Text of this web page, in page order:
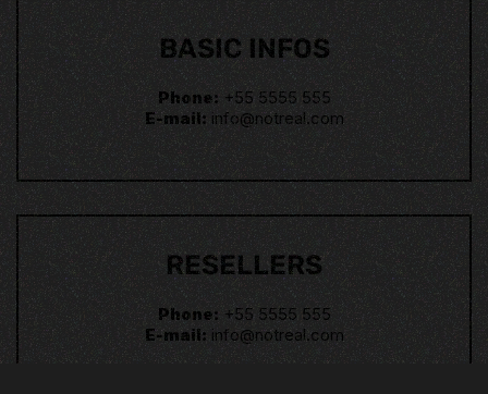
BASIC INFOS
Phone: +55 5555 555
E-mail: info@notreal.com
RESELLERS
Phone: +55 5555 555
E-mail: info@notreal.com